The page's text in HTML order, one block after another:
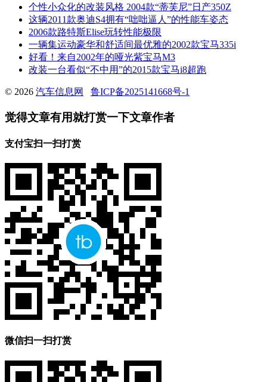
个性小众化的改装风格 2004款“蒂芙尼”日产350Z
这辆2011款奥迪S4拥有“咄咄逼人”的性能车姿态
2006款路特斯Elise玩转性能极限
一辆集运动豪华和舒适间最优雅的2002款宝马335i
好看！来自2002年的哑光紫宝马M3
改装一台看似“不中用”的2015款宝马i8超跑
© 2026 汽车信息网 鲁ICP备2025141668号-1
觉得文章有用就打赏一下文章作者
支付宝扫一扫打赏
微信扫一扫打赏